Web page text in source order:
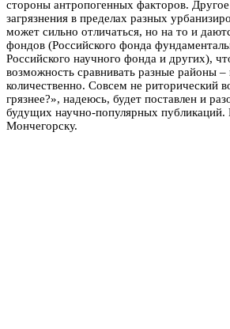
стороны антропогенных факторов.
загрязнения в пределах разных
может сильно отличаться, но на то и
фондов (Российского фонда
Российского научного фонда и других),
возможность сравнивать разные районы –
количественно. Совсем не риторический
грязнее?», надеюсь, будет поставлен и
будущих научно-популярных публикаций.
Мончегорску.